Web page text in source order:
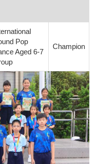
Pop
Aged 6-7
Champion